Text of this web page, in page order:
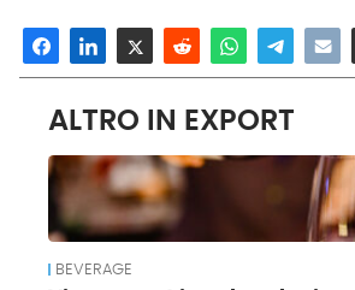
ALTRO IN EXPORT
BEVERAGE